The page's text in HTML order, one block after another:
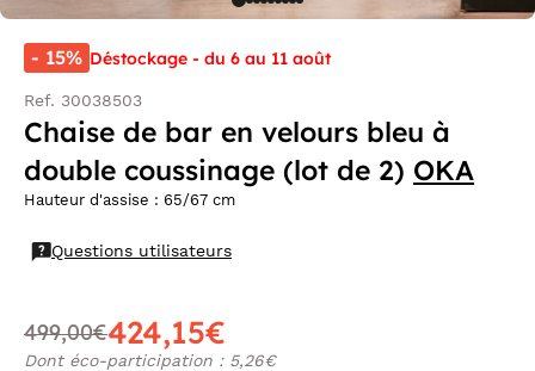
- 15% Déstockage - du 6 au 11 août
Ref. 30038503
Chaise de bar en velours bleu à
double coussinage (lot de 2) OKA
Hauteur d'assise : 65/67 cm
Questions utilisateurs
499,00€424,15€
Dont éco-participation : 5,26€